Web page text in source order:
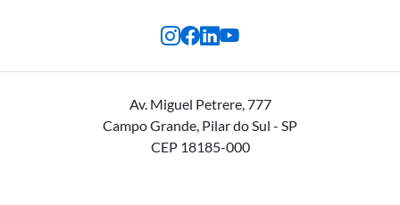
Av. Miguel Petrere, 777
Campo Grande, Pilar do Sul - SP
CEP 18185-000